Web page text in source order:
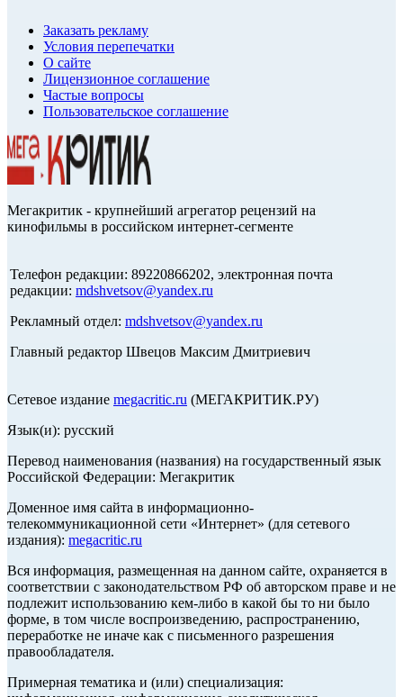
Заказать рекламу
Условия перепечатки
О сайте
Лицензионное соглашение
Частые вопросы
Пользовательское соглашение
Мегакритик - крупнейший агрегатор рецензий на
кинофильмы в российском интернет-сегменте
Телефон редакции: 89220866202, электронная почта
редакции: mdshvetsov@yandex.ru
Рекламный отдел: mdshvetsov@yandex.ru
Главный редактор Швецов Максим Дмитриевич
Сетевое издание megacritic.ru (МЕГАКРИТИК.РУ)
Язык(и): русский
Перевод наименования (названия) на государственный язык
Российской Федерации: Мегакритик
Доменное имя сайта в информационно-
телекоммуникационной сети «Интернет» (для сетевого
издания): megacritic.ru
Вся информация, размещенная на данном сайте, охраняется в
соответствии с законодательством РФ об авторском праве и не
подлежит использованию кем-либо в какой бы то ни было
форме, в том числе воспроизведению, распространению,
переработке не иначе как с письменного разрешения
правообладателя.
Примерная тематика и (или) специализация: